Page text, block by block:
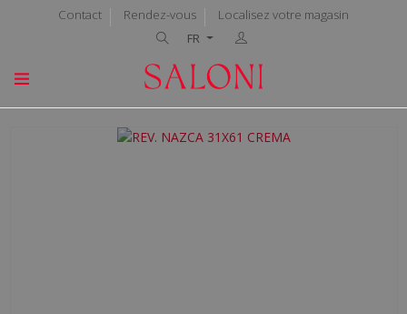
Contact Rendez-vous
Localisez votre magasin
FR